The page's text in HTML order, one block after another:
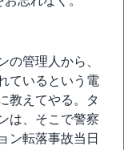
の管理人から、
ているという電
教えてやる。タ
は、そこで警察
ン転落事故当日